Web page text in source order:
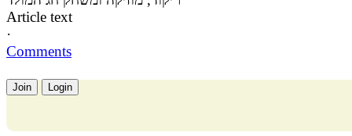
Article text
·
Comments
Join Login